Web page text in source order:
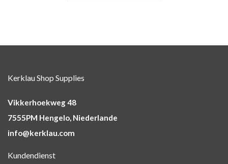
Kerklau Shop Supplies
Vikkerhoekweg 48
7555PM Hengelo, Niederlande
info@kerklau.com
Kundendienst